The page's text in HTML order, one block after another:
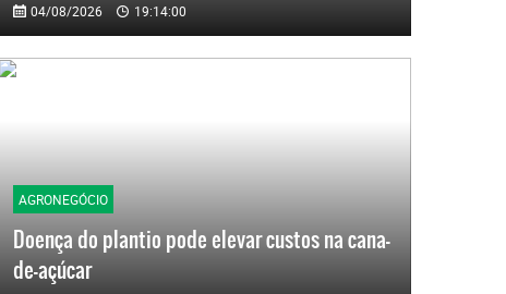
04/08/2026 19:14:00
AGRONEGÓCIO
Doença do plantio pode elevar custos na cana-
de-açúcar